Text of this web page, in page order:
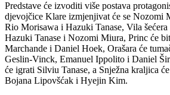
Predstave će izvoditi više postava
djevojčice Klare izmjenjivat će se Nozomi
Rio Morisawa i Hazuki Tanase, Vila
Hazuki Tanase i Nozomi Miura, Princ će
Marchande i Daniel Hoek, Orašara će
Geslin-Vinck, Emanuel Ippolito i Daniel
će igrati Silviu Tanase, a Snježna kraljica
Bojana Lipovšćak i Hyejin Kim.